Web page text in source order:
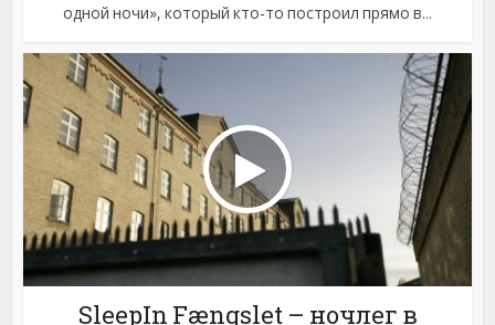
одной ночи», который кто-то построил прямо в...
SleepIn Fængslet – ночлег в